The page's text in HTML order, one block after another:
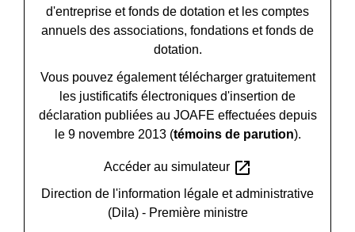
d'entreprise et fonds de dotation et les comptes
annuels des associations, fondations et fonds de
dotation.
Vous pouvez également télécharger gratuitement
les justificatifs électroniques d'insertion de
déclaration publiées au JOAFE effectuées depuis
le 9 novembre 2013 (témoins de parution).
Accéder au simulateur open_in_new
Direction de l'information légale et administrative
(Dila) - Première ministre